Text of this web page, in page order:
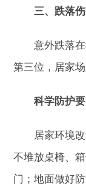
三、跌落
意外跌落
第三位，居家
科学防护
居家环境
不堆放桌椅、
门；地面做好